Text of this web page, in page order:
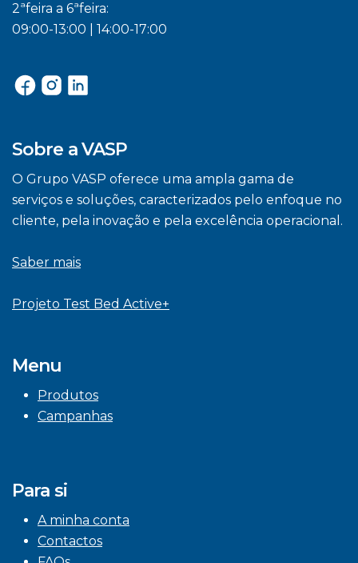
2ªfeira a 6ªfeira:
09:00-13:00 | 14:00-17:00
Sobre a VASP
O Grupo VASP oferece uma ampla gama de
serviços e soluções, caracterizados pelo enfoque no
cliente, pela inovação e pela excelência operacional.
Saber mais
Projeto Test Bed Active+
Menu
Produtos
Campanhas
Para si
A minha conta
Contactos